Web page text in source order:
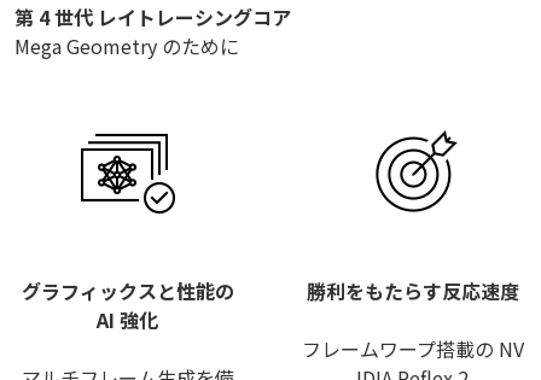
第 4 世代 レイトレーシングコア
Mega Geometry のために
グラフィックスと性能の
AI 強化
勝利をもたらす反応速度
フレームワープ搭載の NV